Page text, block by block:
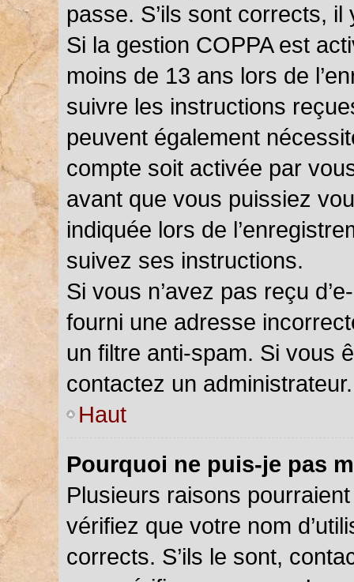
passe. S’ils sont corrects,
Si la gestion COPPA est
moins de 13 ans lors de
suivre les instructions
peuvent également
compte soit activée par
avant que vous puissiez
indiquée lors de
suivez ses instructions.
Si vous n’avez pas reçu
fourni une adresse
un filtre anti-spam. Si vous
contactez un administrateur.
Haut
Pourquoi ne puis-je pas
Plusieurs raisons
vérifiez que votre nom
corrects. S’ils le sont,